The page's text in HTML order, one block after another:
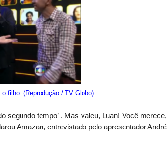
filho. (Reprodução / TV Globo)
segundo tempo’ . Mas valeu, Luan! Você merece,
Amazan, entrevistado pelo apresentador André